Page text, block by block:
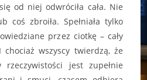
od niej odwróciła cała. Nie
coś zbroiła. Spełniała tylko
przez ciotkę – cały
wszyscy twierdzą, że
jest zupełnie